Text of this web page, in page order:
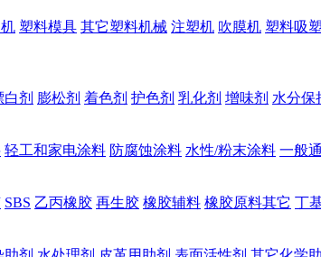
塑料模具 其它塑料机械 注塑机 吹膜机 塑料吸
白剂 膨松剂 着色剂 护色剂 乳化剂 增味剂 水分保
轻工和家电涂料 防腐蚀涂料 水性/粉末涂料 一般
SBS 乙丙橡胶 再生胶 橡胶辅料 橡胶原料其它 丁